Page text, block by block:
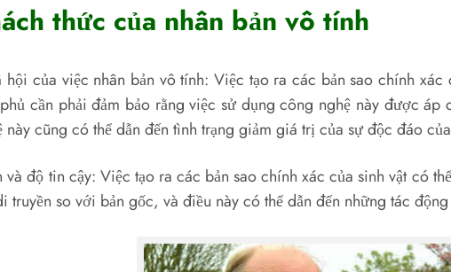
thức của nhân bản vô tính
của việc nhân bản vô tính: Việc tạo ra các bản sao chính
cần phải đảm bảo rằng việc sử dụng công nghệ này được
cũng có thể dẫn đến tình trạng giảm giá trị của sự độc đáo
độ tin cậy: Việc tạo ra các bản sao chính xác của sinh vật có
truyền so với bản gốc, và điều này có thể dẫn đến những tác